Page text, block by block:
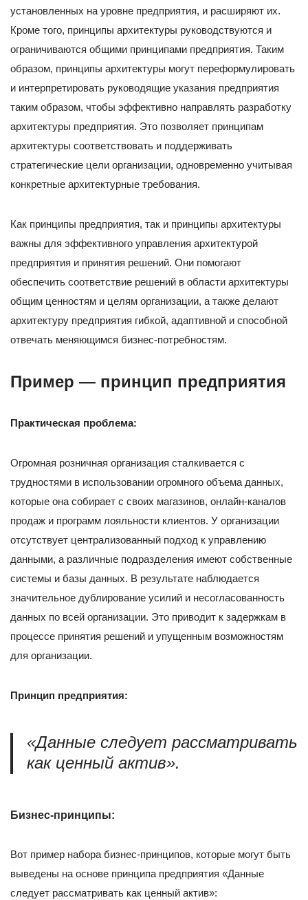
установленных на уровне предприятия, и расширяют их.
Кроме того, принципы архитектуры руководствуются и
ограничиваются общими принципами предприятия. Таким
образом, принципы архитектуры могут переформулировать
и интерпретировать руководящие указания предприятия
таким образом, чтобы эффективно направлять разработку
архитектуры предприятия. Это позволяет принципам
архитектуры соответствовать и поддерживать
стратегические цели организации, одновременно учитывая
конкретные архитектурные требования.
Как принципы предприятия, так и принципы архитектуры
важны для эффективного управления архитектурой
предприятия и принятия решений. Они помогают
обеспечить соответствие решений в области архитектуры
общим ценностям и целям организации, а также делают
архитектуру предприятия гибкой, адаптивной и способной
отвечать меняющимся бизнес-потребностям.
Пример — принцип предприятия
Практическая проблема:
Огромная розничная организация сталкивается с
трудностями в использовании огромного объема данных,
которые она собирает с своих магазинов, онлайн-каналов
продаж и программ лояльности клиентов. У организации
отсутствует централизованный подход к управлению
данными, а различные подразделения имеют собственные
системы и базы данных. В результате наблюдается
значительное дублирование усилий и несогласованность
данных по всей организации. Это приводит к задержкам в
процессе принятия решений и упущенным возможностям
для организации.
Принцип предприятия:
«Данные следует рассматривать
как ценный актив».
Бизнес-принципы:
Вот пример набора бизнес-принципов, которые могут быть
выведены на основе принципа предприятия «Данные
следует рассматривать как ценный актив»: